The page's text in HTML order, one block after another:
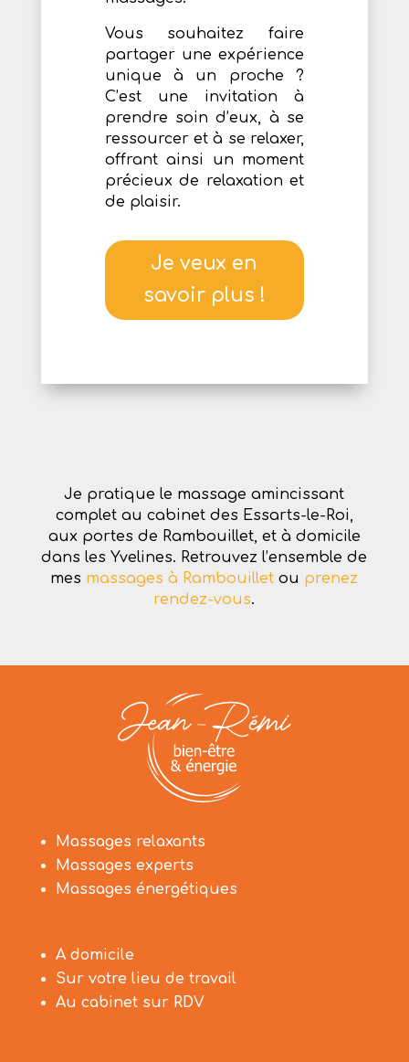
Vous souhaitez faire
partager une expérience
unique à un proche ?
C’est une invitation à
prendre soin d’eux, à se
ressourcer et à se relaxer,
offrant ainsi un moment
précieux de relaxation et
de plaisir.
Je veux en
savoir plus !
Je pratique le massage amincissant
complet au cabinet des Essarts-le-Roi,
aux portes de Rambouillet, et à domicile
dans les Yvelines. Retrouvez l’ensemble de
mes massages à Rambouillet ou prenez
rendez-vous.
Massages relaxants
Massages experts
Massages énergétiques
A domicile
Sur votre lieu de travail
Au cabinet sur RDV